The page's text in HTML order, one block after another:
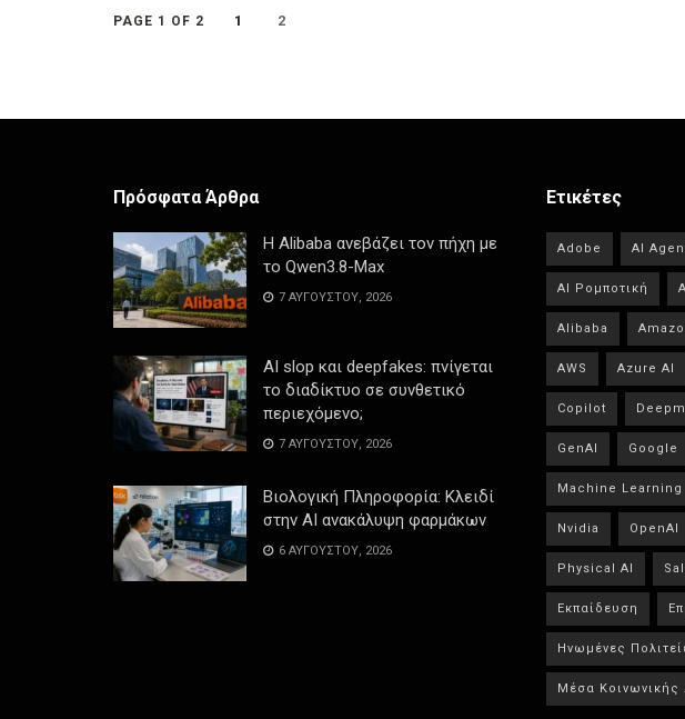
PAGE 1 OF 2 1 2
Πρόσφατα Άρθρα
Η Alibaba ανεβάζει τον πήχη με
το Qwen3.8-Max
7 ΑΥΓΟΎΣΤΟΥ, 2026
AI slop και deepfakes: πνίγεται
το διαδίκτυο σε συνθετικό
περιεχόμενο;
7 ΑΥΓΟΎΣΤΟΥ, 2026
Βιολογική Πληροφορία: Κλειδί
στην AI ανακάλυψη φαρμάκων
6 ΑΥΓΟΎΣΤΟΥ, 2026
Ετικέτες
Adobe AI
AI Ρομποτική
Alibaba
AWS Azure AI
Copilot
GenAI Google
Machine Learning
Nvidia OpenAI
Physical AI
Εκπαίδευση
Ηνωμένες
Μέσα Κοινωνικής